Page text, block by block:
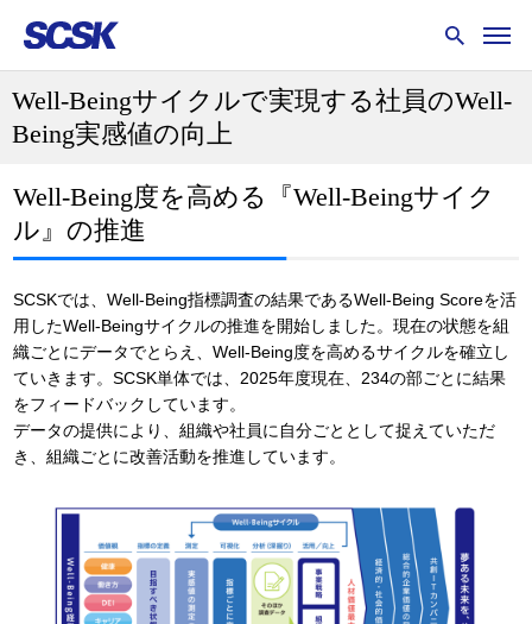
Well-Beingサイクルで実現する社員のWell-
Being実感値の向上
Well-Being度を高める『Well-Beingサイク
ル』の推進
SCSKでは、Well-Being指標調査の結果であるWell-Being Scoreを活
用したWell-Beingサイクルの推進を開始しました。現在の状態を組
織ごとにデータでとらえ、Well-Being度を高めるサイクルを確立し
ていきます。SCSK単体では、2025年度現在、234の部ごとに結果
をフィードバックしています。
データの提供により、組織や社員に自分ごととして捉えていただ
き、組織ごとに改善活動を推進しています。